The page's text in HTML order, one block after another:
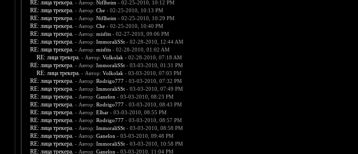
RE: лица трекера. - Автор: Niflheim - 02-25-2010, 10:12 PM
RE: лица трекера. - Автор: Che- 02-25-2010, 10:13 PM
RE: лица трекера. - Автор: Niflheim - 02-25-2010, 10:29 PM
RE: лица трекера. - Автор: Che- 02-25-2010, 10:40 PM
RE: лица трекера. - Автор: misfits- 02-27-2010, 09:06 PM
RE: лица трекера. - Автор: ImmoraliSSt- 02-28-2010, 12:44 AM
RE: лица трекера. - Автор: misfits- 02-28-2010, 01:02 AM
RE: лица трекера. - Автор: Volkolak - 02-28-2010, 07:18 AM
RE: лица трекера. - Автор: ImmoraliSSt- 03-03-2010, 01:31 PM
RE: лица трекера. - Автор: Volkolak - 03-03-2010, 07:03 PM
RE: лица трекера. - Автор: Rodrigo777- 03-03-2010, 07:32 PM
RE: лица трекера. - Автор: ImmoraliSSt- 03-03-2010, 07:49 PM
RE: лица трекера. - Автор: Ganelon - 03-03-2010, 08:23 PM
RE: лица трекера. - Автор: Rodrigo777- 03-03-2010, 08:43 PM
RE: лица трекера. - Автор: Elhar- 03-03-2010, 08:55 PM
RE: лица трекера. - Автор: Rodrigo777- 03-03-2010, 08:57 PM
RE: лица трекера. - Автор: ImmoraliSSt- 03-03-2010, 08:58 PM
RE: лица трекера. - Автор: Ganelon - 03-03-2010, 09:48 PM
RE: лица трекера. - Автор: ImmoraliSSt- 03-03-2010, 10:58 PM
RE: лица трекера. - Автор: Ganelon - 03-03-2010, 11:04 PM